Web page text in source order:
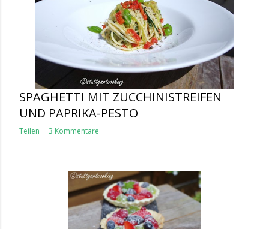
SPAGHETTI MIT ZUCCHINISTREIFEN
UND PAPRIKA-PESTO
Teilen 3 Kommentare